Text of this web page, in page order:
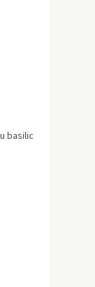
basilic